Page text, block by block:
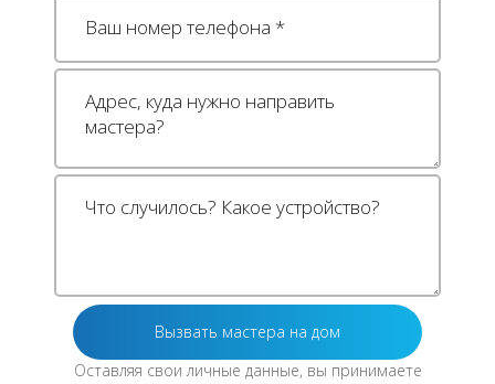
Оставляя свои личные данные, вы принимаете